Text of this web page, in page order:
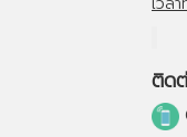
ติด